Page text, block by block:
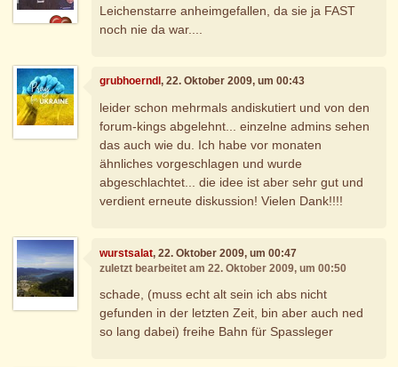
Leichenstarre anheimgefallen, da sie ja FAST
noch nie da war....
grubhoerndl, 22. Oktober 2009, um 00:43
leider schon mehrmals andiskutiert und von den
forum-kings abgelehnt... einzelne admins sehen
das auch wie du. Ich habe vor monaten
ähnliches vorgeschlagen und wurde
abgeschlachtet... die idee ist aber sehr gut und
verdient erneute diskussion! Vielen Dank!!!!
wurstsalat, 22. Oktober 2009, um 00:47
zuletzt bearbeitet am 22. Oktober 2009, um 00:50
schade, (muss echt alt sein ich abs nicht
gefunden in der letzten Zeit, bin aber auch ned
so lang dabei) freihe Bahn für Spassleger